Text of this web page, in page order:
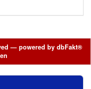
— powered by dbFakt®